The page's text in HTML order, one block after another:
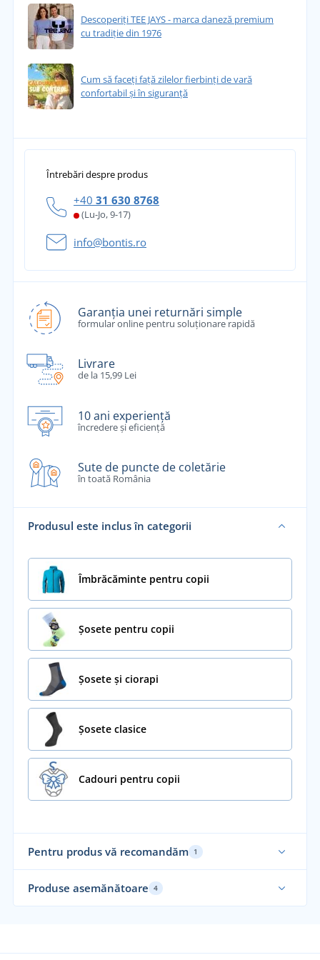
Descoperiți TEE JAYS - marca daneză premium
cu tradiție din 1976
Cum să faceți față zilelor fierbinți de vară
confortabil și în siguranță
Întrebări despre produs
+40 31 630 8768
(Lu-Jo, 9-17)
info@bontis.ro
Garanția unei returnări simple
formular online pentru soluționare rapidă
Livrare
de la 15,99 Lei
10 ani experiență
încredere și eficiență
Sute de puncte de coletărie
în toată România
Produsul este inclus în categorii
Îmbrăcăminte pentru copii
Șosete pentru copii
Șosete și ciorapi
Șosete clasice
Cadouri pentru copii
Pentru produs vă recomandăm 1
Produse asemănătoare 4